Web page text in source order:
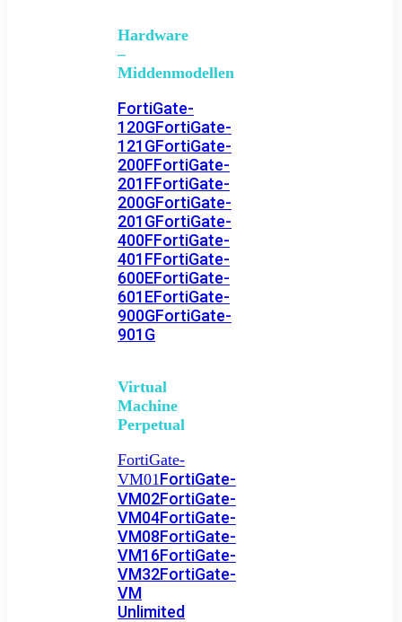
Hardware
–
Middenmodellen
FortiGate-
120GFortiGate-
121GFortiGate-
200FFortiGate-
201FFortiGate-
200GFortiGate-
201GFortiGate-
400FFortiGate-
401FFortiGate-
600EFortiGate-
601EFortiGate-
900GFortiGate-
901G
Virtual
Machine
Perpetual
FortiGate-
VM01FortiGate-
VM02FortiGate-
VM04FortiGate-
VM08FortiGate-
VM16FortiGate-
VM32FortiGate-
VM
Unlimited